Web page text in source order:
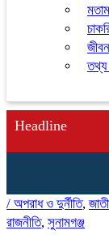
তথ্য
Headline
/ অপরাধ ও দুর্নীতি,
রাজনীতি, সুনামগঞ্জ